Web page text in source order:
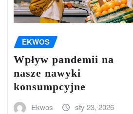
EKWOS
Wpływ pandemii na
nasze nawyki
konsumpcyjne
Ekwos
sty 23, 2026